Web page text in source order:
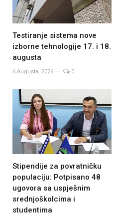
Testiranje sistema nove
izborne tehnologije 17. i 18.
augusta
6 Augusta, 2026 0
Stipendije za povratničku
populaciju: Potpisano 48
ugovora sa uspješnim
srednjoškolcima i
studentima